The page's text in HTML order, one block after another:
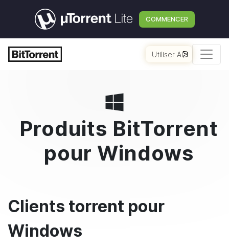
COMMENCER
Utiliser AI
Produits BitTorrent
pour Windows
Clients torrent pour
Windows